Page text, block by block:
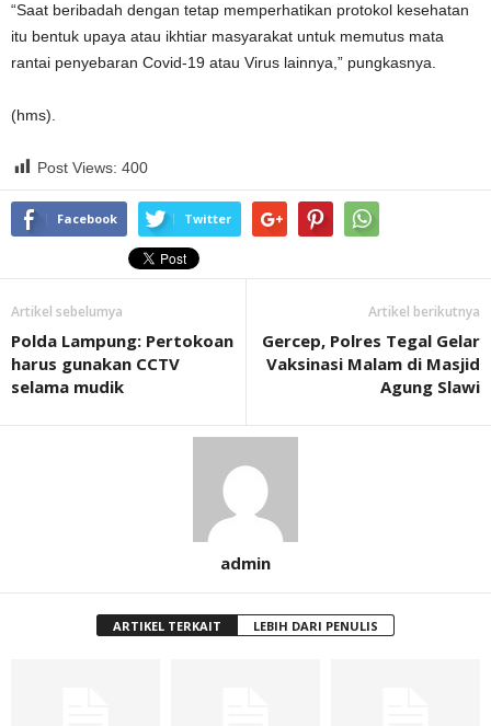
“Saat beribadah dengan tetap memperhatikan protokol kesehatan
itu bentuk upaya atau ikhtiar masyarakat untuk memutus mata
rantai penyebaran Covid-19 atau Virus lainnya,” pungkasnya.
(hms).
Post Views: 400
Facebook Twitter
Artikel sebelumya
Polda Lampung: Pertokoan
harus gunakan CCTV
selama mudik
Artikel berikutnya
Gercep, Polres Tegal Gelar
Vaksinasi Malam di Masjid
Agung Slawi
admin
ARTIKEL TERKAIT LEBIH DARI PENULIS